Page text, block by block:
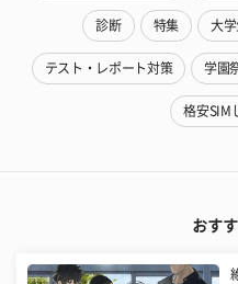
診断 特集 大
テスト・レポート対策 学園
格安SIM
おす